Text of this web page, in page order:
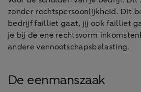
zonder rechtspersoonlijkheid. Dit
bedrijf failliet gaat, jij ook failliet
je bij de ene rechtsvorm
andere vennootschapsbelasting.
De eenmanszaak